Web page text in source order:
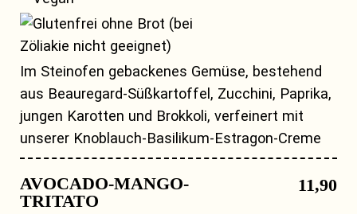
Im Steinofen gebackenes Gemüse, bestehend
aus Beauregard-Süßkartoffel, Zucchini, Paprika,
jungen Karotten und Brokkoli, verfeinert mit
unserer Knoblauch-Basilikum-Estragon-Creme
AVOCADO-MANGO-
TRITATO
11,90